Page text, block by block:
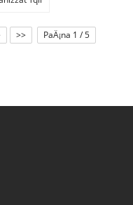
>> PaÄ¡na 1 / 5